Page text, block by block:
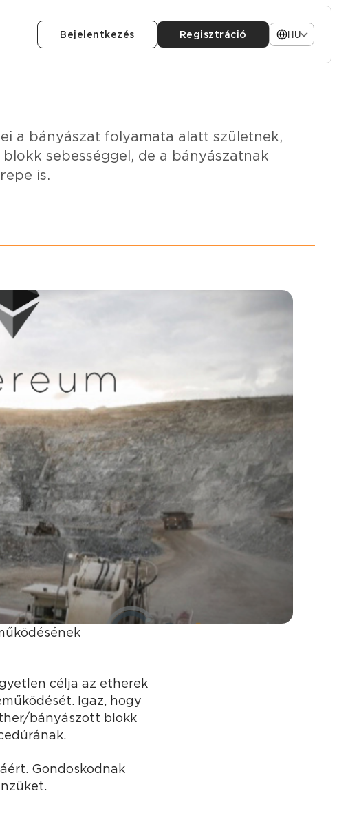
Bejelentkezés Regisztráció HU
a bányászat folyamata alatt születnek,
sebességgel, de a bányászatnak
is.
célja az etherek
Igaz, hogy
bányászott blokk
Gondoskodnak